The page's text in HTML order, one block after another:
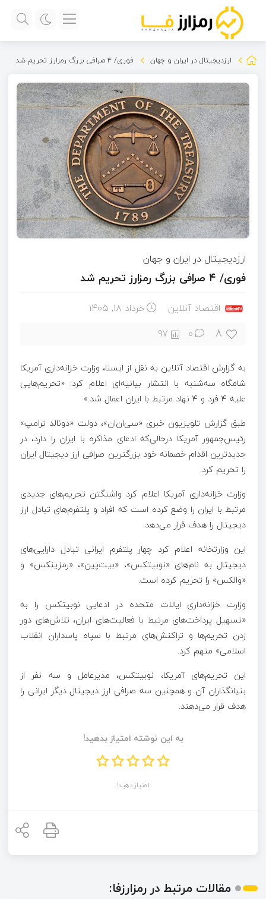
ارزدیجیتال در ایران و جهان فوری/ ۴ صرافی بزرگ رمزارز تحریم شد
ارزدیجیتال در ایران و جهان
فوری/ ۴ صرافی بزرگ رمزارز تحریم شد
اقتصاد آنلاین خرداد ۱۸, ۱۴۰۵
8
0
97
به گزارش اقتصاد آنلاین به نقل از ایسنا، وزارت خزانه‌داری آمریکا
شامگاه سه‌شنبه با انتشار بیانیه‌ای اعلام کرد: «تحریم‌هایی
علیه ۴ فرد و ۴ نهاد مرتبط با ایران اعمال شد.»
طبق گزارش تلویزیون خبری «سی‌ان‌ان»، دولت «دونالد ترامپ»
رئیس‌جمهور آمریکا درحالی‌که ادعای مذاکره با ایران را دارد، در
جدیدترین اقدام خصمانه خود بزرگترین صرافی ارز دیجیتال ایران
را تحریم کرد.
وزارت خزانه‌داری آمریکا اعلام کرد واشنگتن تحریم‌های جدیدی
مرتبط با ایران را وضع کرده است که افراد و پلتفرم‌های تبادل ارز
دیجیتال را هدف قرار می‌دهد.
این وزارتخانه اعلام کرد چهار پلتفرم ایرانی تبادل دارایی‌های
دیجیتال به نام‌های «نوبیتکس»، «بیت‌پین»، «رمزینکس» و
«والکس» را تحریم کرده است.
وزارت خزانه‌داری ایالات متحده در ادعایی نوبیتکس را به
«تسهیل پرداخت‌های مرتبط با فعالیت‌های ایران، تلاش‌های دور
زدن تحریم‌ها و تراکنش‌های مرتبط با سپاه پاسداران انقلاب
اسلامی» متهم کرد.
این تحریم‌های آمریکا، نوبیتکس، مدیرعامل و سه نفر از
بنیانگذاران آن و همچنین سه صرافی ارز دیجیتال دیگر ایرانی را
هدف قرار می‌دهند.
به این نوشته امتیاز بدهید!
امتیاز دهید!
مقالات مرتبط در رمزارزفا: